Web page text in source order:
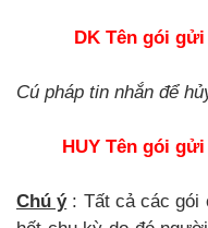
DK Tên gói gửi
Cú pháp tin nhắn để
HUY Tên gói gửi
Chú ý: Tất cả các gói